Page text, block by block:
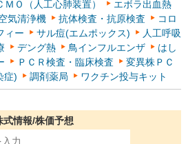
ＭＯ（人工心肺装置）
エボラ出血熱
気清浄機 抗体検査・抗原検査
コロ
ィー サル痘(エムポックス)
人工呼吸
デング熱 鳥インフルエンザ
はし
ＰＣＲ検査・臨床検査
変異株ＰＣ
症) 調剤薬局 ワクチン投与キット
式情報/株価予想